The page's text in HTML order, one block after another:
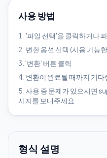
사용 방법
'파일 선택'을 클릭하거나
변환 옵션 선택 (사용 가능
'변환' 버튼 클릭
변환이 완료될 때까지 기다
사용 중 문제가 있으시면
시지를 보내주세요
형식 설명